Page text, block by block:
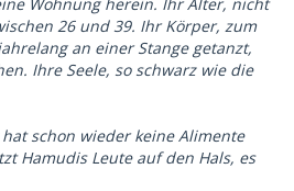
26 und 39. Ihr Körper, zum
an einer Stange getanzt,
Ihre Seele, so schwarz wie die
schon wieder keine Alimente
Hamudis Leute auf den Hals, es